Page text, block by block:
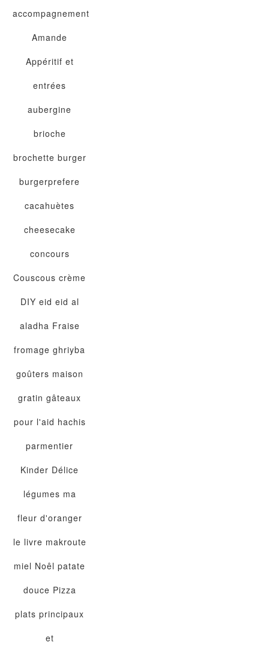
accompagnement
Amande
Appéritif et
entrées
aubergine
brioche
brochette burger
burgerprefere
cacahuètes
cheesecake
concours
Couscous crème
DIY eid eid al
aladha Fraise
fromage ghriyba
goûters maison
gratin gâteaux
pour l'aid hachis
parmentier
Kinder Délice
légumes ma
fleur d'oranger
le livre makroute
miel Noêl patate
douce Pizza
plats principaux
et